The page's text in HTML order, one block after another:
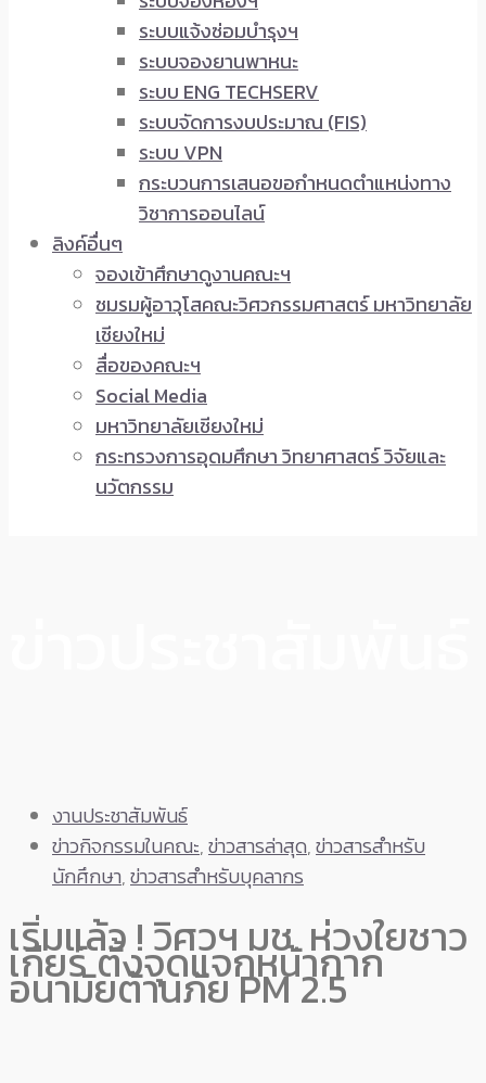
ระบบแจ้งซ่อมบำรุงฯ
ระบบจองยานพาหนะ
ระบบ ENG TECHSERV
ระบบจัดการงบประมาณ (FIS)
ระบบ VPN
กระบวนการเสนอขอกำหนดตำแหน่งทาง
วิชาการออนไลน์
ลิงค์อื่นๆ
จองเข้าศึกษาดูงานคณะฯ
ชมรมผู้อาวุโสคณะวิศวกรรมศาสตร์ มหาวิทยาลัย
เชียงใหม่
สื่อของคณะฯ
Social Media
มหาวิทยาลัยเชียงใหม่
กระทรวงการอุดมศึกษา วิทยาศาสตร์ วิจัยและ
นวัตกรรม
งานประชาสัมพันธ์
ข่าวกิจกรรมในคณะ,ข่าวสารล่าสุด,ข่าวสารสำหรับ
นักศึกษา,ข่าวสารสำหรับบุคลากร
เริ่มแล้ว ! วิศวฯ มช. ห่วงใยชาว
เกียร์ ตั้งจุดแจกหน้ากาก
อนามัยต้านภัย PM 2.5